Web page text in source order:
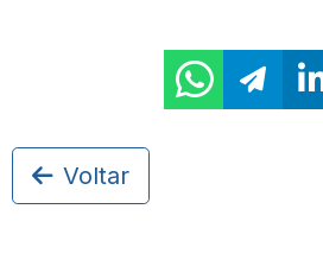
Voltar